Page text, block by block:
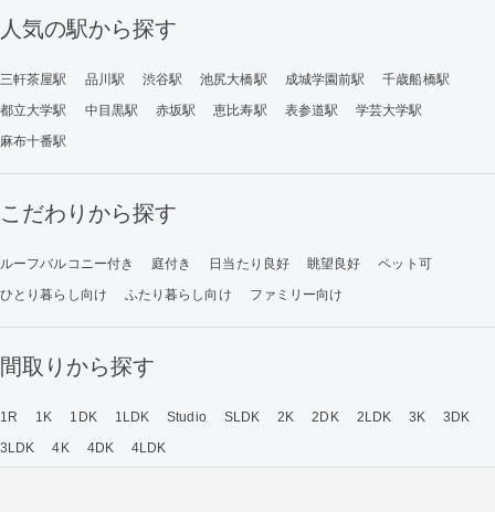
人気の駅から探す
三軒茶屋駅 品川駅 渋谷駅 池尻大橋駅 成城学園前駅
千歳船橋駅
都立大学駅
中目黒駅 赤坂駅 恵比寿駅 表参道駅
学芸大学駅
麻布十番駅
こだわりから探す
ルーフバルコニー付き 庭付き 日当たり良好 眺望良好
ペット可
ひとり暮らし向け
ふたり暮らし向け ファミリー向け
間取りから探す
1R 1K 1DK 1LDK Studio SLDK 2K 2DK 2LDK 3K
3DK
3LDK
4K 4DK 4LDK